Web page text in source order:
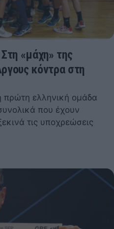
«μάχη» της
κόντρα στη
πρώτη ελληνική ομάδα
που έχουν
τις υποχρεώσεις